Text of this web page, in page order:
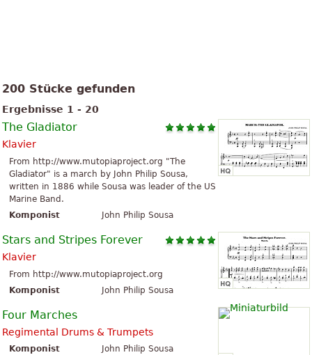
200 Stücke gefunden
Ergebnisse 1 - 20
The Gladiator
Klavier
From http://www.mutopiaproject.org "The
Gladiator" is a march by John Philip Sousa,
written in 1886 while Sousa was leader of the US
Marine Band.
Komponist
John Philip Sousa
Stars and Stripes Forever
Klavier
From http://www.mutopiaproject.org
Komponist
John Philip Sousa
Four Marches
Regimental Drums & Trumpets
Komponist
John Philip Sousa